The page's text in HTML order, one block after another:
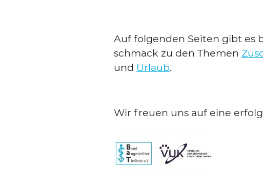
Auf fol­gen­den Sei­ten gibt es
schmack zu den The­men
und Urlaub.
Wir freu­en uns auf eine